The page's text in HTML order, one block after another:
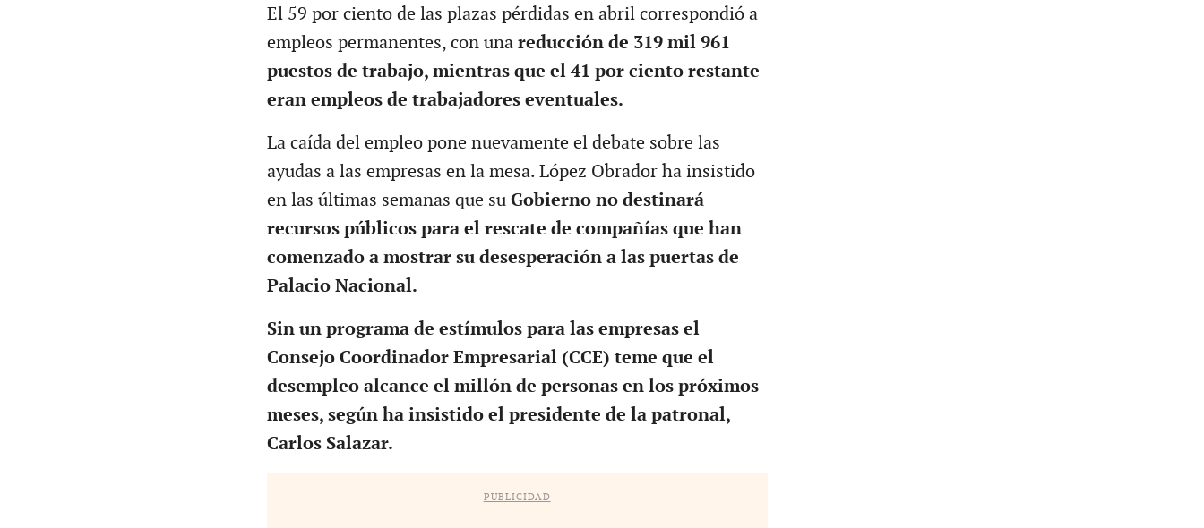
El 59 por ciento de las plazas pérdidas en abril correspondió a
empleos permanentes, con unareducción de 319 mil 961
puestos de trabajo, mientras que el 41 por ciento restante
eran empleos de trabajadores eventuales.
La caída del empleo pone nuevamente el debate sobre las
ayudas a las empresas en la mesa. López Obrador ha insistido
en las últimas semanas que su Gobierno no destinará
recursos públicos para el rescate de compañías que han
comenzado a mostrar su desesperación a las puertas de
Palacio Nacional.
Sin un programa de estímulos para las empresas el
Consejo Coordinador Empresarial (CCE) teme que el
desempleo alcance el millón de personas en los próximos
meses, según ha insistido el presidente de la patronal,
Carlos Salazar.
PUBLICIDAD